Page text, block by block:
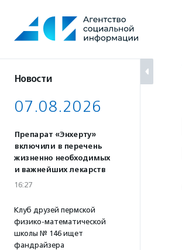
содержанию
Новости
07.08.2026
Препарат «Энхерту»
включили в перечень
жизненно необходимых
и важнейших лекарств
16:27
Клуб друзей пермской
физико-математической
школы № 146 ищет
фандрайзера